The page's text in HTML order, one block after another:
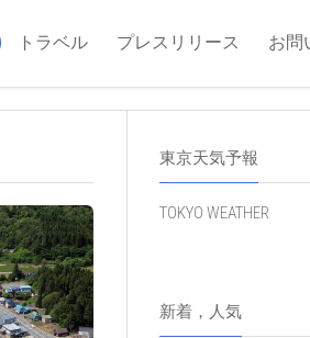
トラベル プレスリリース お問
東京天気予報
TOKYO WEATHER
新着，人気